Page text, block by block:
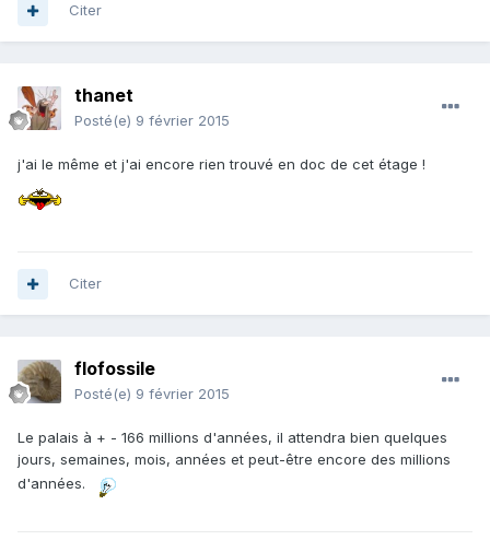
Citer
thanet
Posté(e) 9 février 2015
j'ai le même et j'ai encore rien trouvé en doc de cet étage !
Citer
flofossile
Posté(e) 9 février 2015
Le palais à + - 166 millions d'années, il attendra bien quelques
jours, semaines, mois, années et peut-être encore des millions
d'années.